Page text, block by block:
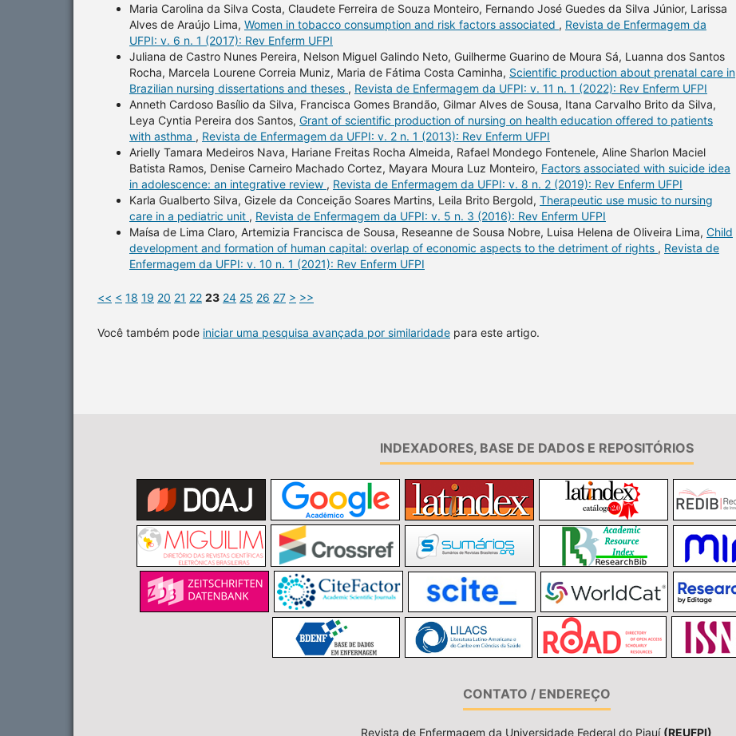
Maria Carolina da Silva Costa, Claudete Ferreira de Souza Monteiro, Fernando José Guedes da Silva Júnior, Larissa
Alves de Araújo Lima, Women in tobacco consumption and risk factors associated , Revista de Enfermagem da
UFPI: v. 6 n. 1 (2017): Rev Enferm UFPI
Juliana de Castro Nunes Pereira, Nelson Miguel Galindo Neto, Guilherme Guarino de Moura Sá, Luanna dos Santos
Rocha, Marcela Lourene Correia Muniz, Maria de Fátima Costa Caminha, Scientific production about prenatal care in
Brazilian nursing dissertations and theses , Revista de Enfermagem da UFPI: v. 11 n. 1 (2022): Rev Enferm UFPI
Anneth Cardoso Basílio da Silva, Francisca Gomes Brandão, Gilmar Alves de Sousa, Itana Carvalho Brito da Silva,
Leya Cyntia Pereira dos Santos, Grant of scientific production of nursing on health education offered to patients
with asthma , Revista de Enfermagem da UFPI: v. 2 n. 1 (2013): Rev Enferm UFPI
Arielly Tamara Medeiros Nava, Hariane Freitas Rocha Almeida, Rafael Mondego Fontenele, Aline Sharlon Maciel
Batista Ramos, Denise Carneiro Machado Cortez, Mayara Moura Luz Monteiro, Factors associated with suicide idea
in adolescence: an integrative review , Revista de Enfermagem da UFPI: v. 8 n. 2 (2019): Rev Enferm UFPI
Karla Gualberto Silva, Gizele da Conceição Soares Martins, Leila Brito Bergold, Therapeutic use music to nursing
care in a pediatric unit , Revista de Enfermagem da UFPI: v. 5 n. 3 (2016): Rev Enferm UFPI
Maísa de Lima Claro, Artemizia Francisca de Sousa, Reseanne de Sousa Nobre, Luisa Helena de Oliveira Lima, Child
development and formation of human capital: overlap of economic aspects to the detriment of rights , Revista de
Enfermagem da UFPI: v. 10 n. 1 (2021): Rev Enferm UFPI
<< < 18 19 20 21 22 23 24 25 26 27 > >>
Você também pode iniciar uma pesquisa avançada por similaridade para este artigo.
INDEXADORES, BASE DE DADOS E REPOSITÓRIOS
CONTATO / ENDEREÇO
Revista de Enfermagem da Universidade Federal do Piauí (REUFPI)